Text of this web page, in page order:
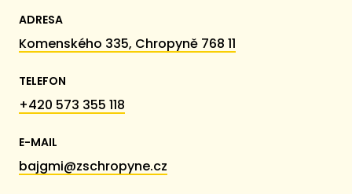
ADRESA
Komenského 335, Chropyně 768 11
TELEFON
+420 573 355 118
E-MAIL
bajgmi@zschropyne.cz